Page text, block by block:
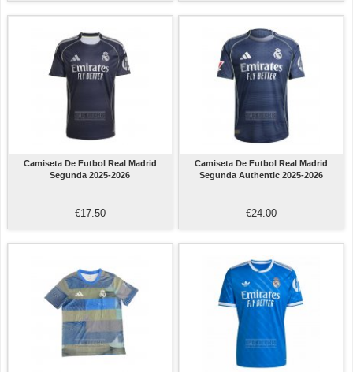
Camiseta De Futbol Real Madrid
Segunda 2025-2026
€17.50
Camiseta De Futbol Real Madrid
Segunda Authentic 2025-2026
€24.00